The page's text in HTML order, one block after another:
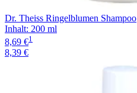
Dr. Theiss Ringelblumen Shampoo
Inhalt: 200 ml
8,69 €1
8,39 €